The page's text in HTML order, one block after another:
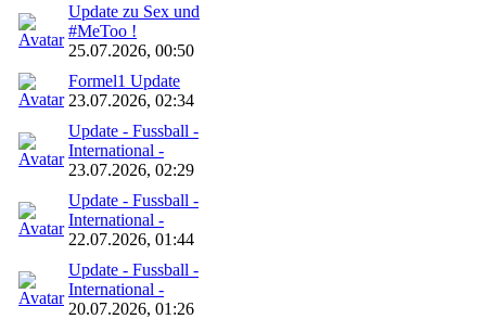
Update zu Sex und
#MeToo !
25.07.2026, 00:50
Formel1 Update
23.07.2026, 02:34
Update - Fussball -
International -
23.07.2026, 02:29
Update - Fussball -
International -
22.07.2026, 01:44
Update - Fussball -
International -
20.07.2026, 01:26